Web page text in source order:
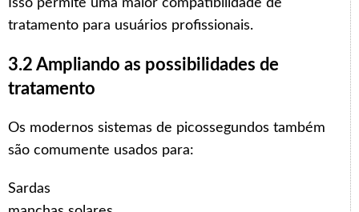
Isso permite uma maior compatibilidade de
tratamento para usuários profissionais.
3.2 Ampliando as possibilidades de
tratamento
Os modernos sistemas de picossegundos também
são comumente usados para:
Sardas